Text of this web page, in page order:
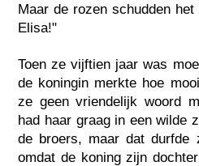
Maar de rozen schudden
Elisa!"
Toen ze vijftien jaar was
de koningin merkte hoe
ze geen vriendelijk woord
had haar graag in een wilde
de broers, maar dat durfde
omdat de koning zijn